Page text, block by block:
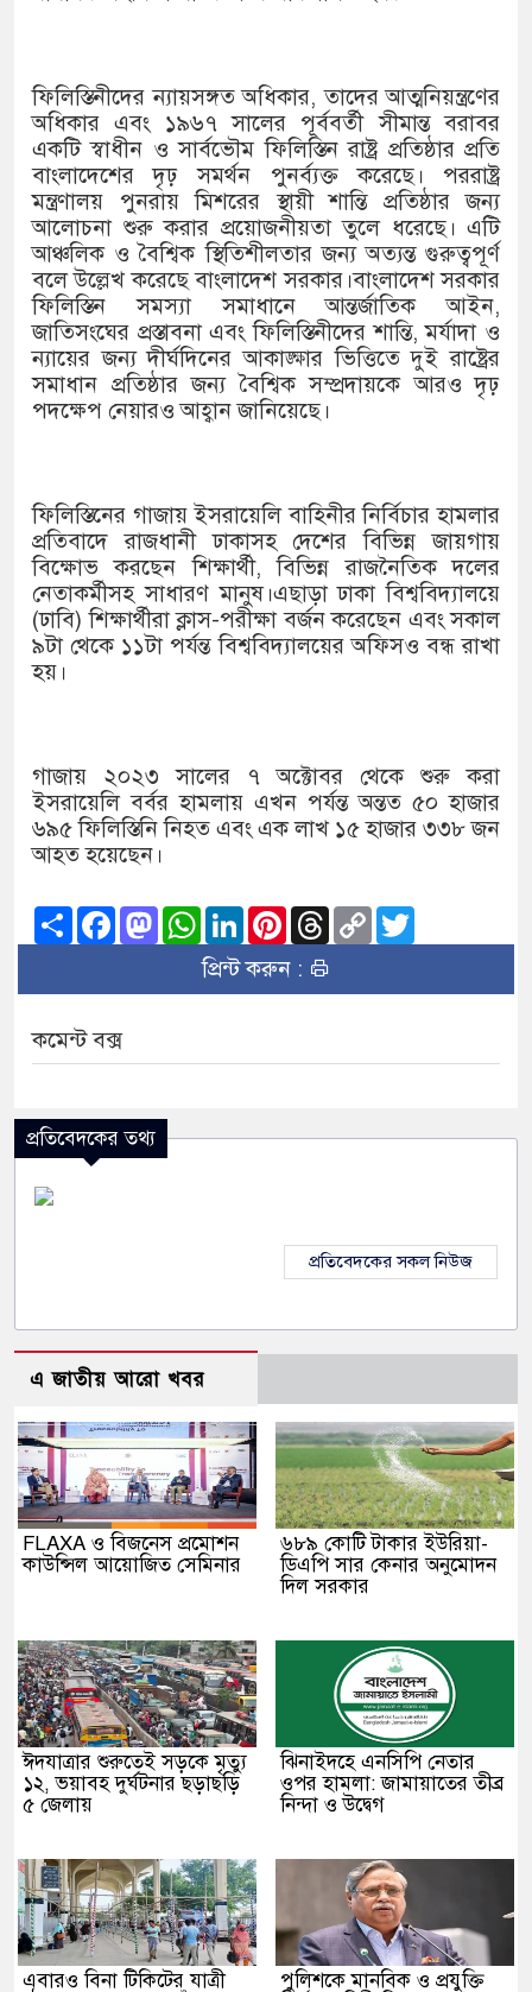
প্রধানমন্ত্রীর সঙ্গে নবনিযুক্ত
হামের উপসর্গে আরও ৬ প্রাণহানি,
অবশেষে পদত্যাগ করলেন ভারতের
জামায়াত ফেরেশতাদের দল নয়,
ফিলিস্তিনীদের ন্যায়সঙ্গত অধিকার, তাদের আত্মনিয়ন্ত্রণের
অধিকার এবং ১৯৬৭ সালের পূর্ববর্তী সীমান্ত বরাবর
একটি স্বাধীন ও সার্বভৌম ফিলিস্তিন রাষ্ট্র প্রতিষ্ঠার প্রতি
বাংলাদেশের দৃঢ় সমর্থন পুনর্ব্যক্ত করেছে। পররাষ্ট্র
মন্ত্রণালয় পুনরায় মিশরের স্থায়ী শান্তি প্রতিষ্ঠার জন্য
আলোচনা শুরু করার প্রয়োজনীয়তা তুলে ধরেছে। এটি
আঞ্চলিক ও বৈশ্বিক স্থিতিশীলতার জন্য অত্যন্ত গুরুত্বপূর্ণ
বলে উল্লেখ করেছে বাংলাদেশ সরকার।বাংলাদেশ সরকার
ফিলিস্তিন সমস্যা সমাধানে আন্তর্জাতিক আইন,
জাতিসংঘের প্রস্তাবনা এবং ফিলিস্তিনীদের শান্তি, মর্যাদা ও
ন্যায়ের জন্য দীর্ঘদিনের আকাঙ্ক্ষার ভিত্তিতে দুই রাষ্ট্রের
সমাধান প্রতিষ্ঠার জন্য বৈশ্বিক সম্প্রদায়কে আরও দৃঢ়
পদক্ষেপ নেয়ারও আহ্বান জানিয়েছে।
ফিলিস্তিনের গাজায় ইসরায়েলি বাহিনীর নির্বিচার হামলার
প্রতিবাদে রাজধানী ঢাকাসহ দেশের বিভিন্ন জায়গায়
বিক্ষোভ করছেন শিক্ষার্থী, বিভিন্ন রাজনৈতিক দলের
নেতাকর্মীসহ সাধারণ মানুষ।এছাড়া ঢাকা বিশ্ববিদ্যালয়ে
(ঢাবি) শিক্ষার্থীরা ক্লাস-পরীক্ষা বর্জন করেছেন এবং সকাল
৯টা থেকে ১১টা পর্যন্ত বিশ্ববিদ্যালয়ের অফিসও বন্ধ রাখা
হয়।
গাজায় ২০২৩ সালের ৭ অক্টোবর থেকে শুরু করা
ইসরায়েলি বর্বর হামলায় এখন পর্যন্ত অন্তত ৫০ হাজার
৬৯৫ ফিলিস্তিনি নিহত এবং এক লাখ ১৫ হাজার ৩৩৮ জন
আহত হয়েছেন।
ShareFacebook
Mastodon
WhatsApp
LinkedInPinterest
Threads
Copy
Link
প্রিন্ট করুন :
কমেন্ট বক্স
প্রতিবেদকের তথ্য
প্রতিবেদকের সকল নিউজ
এ জাতীয় আরো খবর
FLAXA ও বিজনেস প্রমোশন
কাউন্সিল আয়োজিত সেমিনার
৬৮৯ কোটি টাকার ইউরিয়া-
ডিএপি সার কেনার অনুমোদন
দিল সরকার
ঈদযাত্রার শুরুতেই সড়কে মৃত্যু
১২, ভয়াবহ দুর্ঘটনার ছড়াছড়ি
৫ জেলায়
ঝিনাইদহে এনসিপি নেতার
ওপর হামলা: জামায়াতের তীব্র
নিন্দা ও উদ্বেগ
এবারও বিনা টিকিটের যাত্রী
পুলিশকে মানবিক ও প্রযুক্তি